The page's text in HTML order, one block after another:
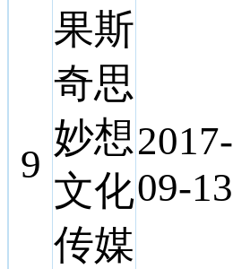
9
果斯
奇思
妙想
文化
传媒
2017-
09-13